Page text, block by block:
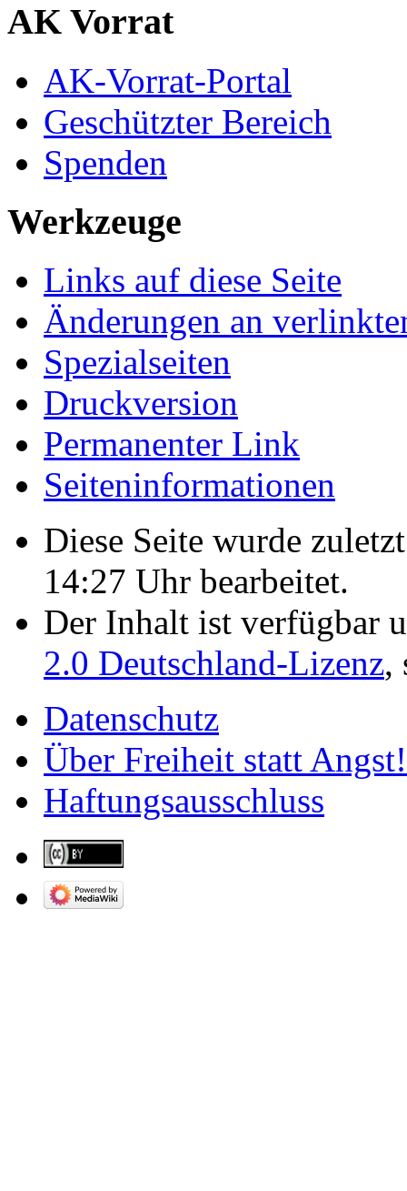
AK Vorrat
AK-Vorrat-Portal
Geschützter Bereich
Spenden
Werkzeuge
Links auf diese Seite
Änderungen an
Spezialseiten
Druckversion
Permanenter Link
Seiten­­informationen
Diese Seite wurde
14:27 Uhr bearbeitet.
Der Inhalt ist verfügbar
2.0 Deutschland-Lizenz,
Datenschutz
Über Freiheit statt Angst!
Haftungsausschluss